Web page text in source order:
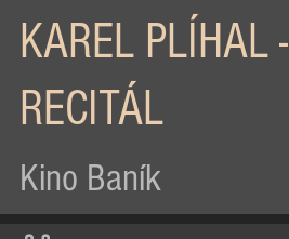
KAREL PLÍHAL -
RECITÁL
Kino Baník